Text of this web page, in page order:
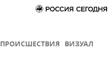
ПРОИСШЕСТВИЯ ВИЗУАЛ